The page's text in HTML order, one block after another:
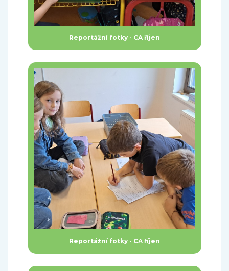
Reportážní fotky - CA říjen
Reportážní fotky - CA říjen